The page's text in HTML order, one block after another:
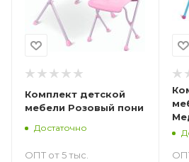
Комплект детской
мебели Розовый пони
Достаточно
ОПТ от 5 тыс.